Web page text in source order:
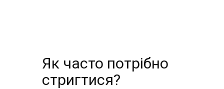
Як часто потрібно
стригтися?